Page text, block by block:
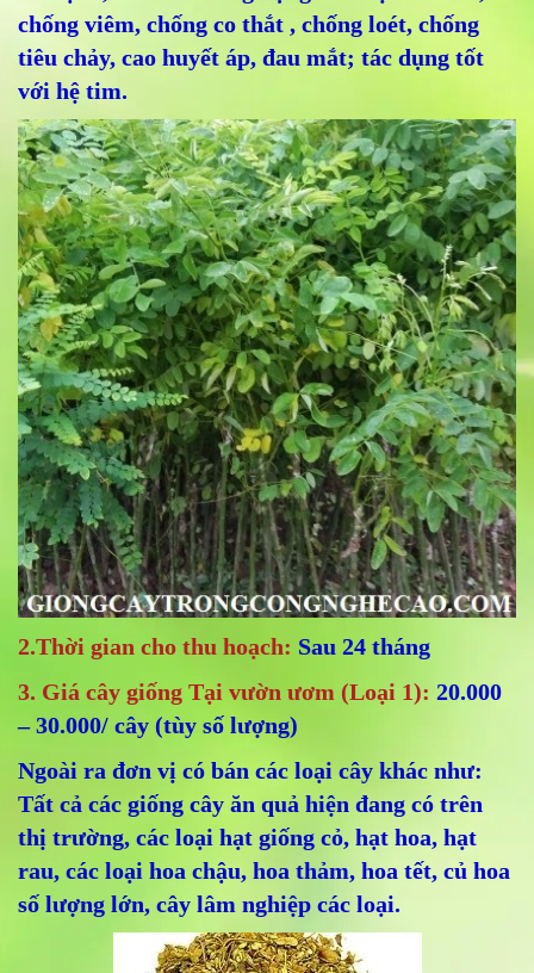
chống viêm, chống co thắt , chống loét, chống
tiêu chảy, cao huyết áp, đau mắt; tác dụng tốt
với hệ tim.
2.Thời gian cho thu hoạch: Sau 24 tháng
3. Giá cây giống Tại vườn ươm (Loại 1): 20.000
– 30.000/ cây (tùy số lượng)
Ngoài ra đơn vị có bán các loại cây khác như:
Tất cả các giống cây ăn quả hiện đang có trên
thị trường, các loại hạt giống cỏ, hạt hoa, hạt
rau, các loại hoa chậu, hoa thảm, hoa tết, củ hoa
số lượng lớn, cây lâm nghiệp các loại.